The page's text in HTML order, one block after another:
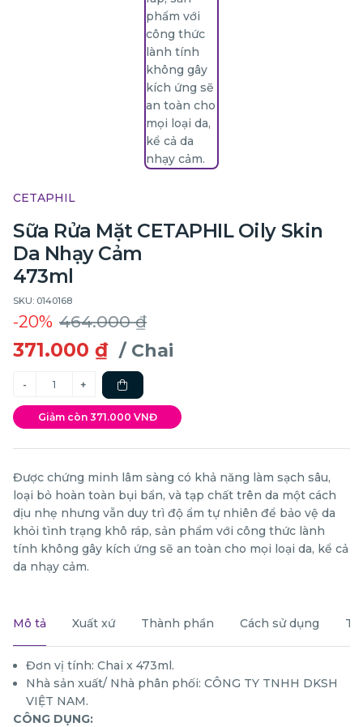
CETAPHIL
Sữa Rửa Mặt CETAPHIL Oily Skin
Da Nhạy Cảm
473ml
SKU: 0140168
-20% 464.000 ₫
371.000 ₫ / Chai
Giảm còn 371.000 VNĐ
Được chứng minh lâm sàng có khả năng làm sạch sâu,
loại bỏ hoàn toàn bụi bẩn, và tạp chất trên da một cách
dịu nhẹ nhưng vẫn duy trì độ ẩm tự nhiên để bảo vệ da
khỏi tình trạng khô ráp, sản phẩm với công thức lành
tính không gây kích ứng sẽ an toàn cho mọi loại da, kể cả
da nhạy cảm.
Mô tả Xuất xứ Thành phần Cách sử dụng
Đơn vị tính: Chai x 473ml.
Nhà sản xuất/ Nhà phân phối: CÔNG TY TNHH DKSH
VIỆT NAM.
CÔNG DỤNG: